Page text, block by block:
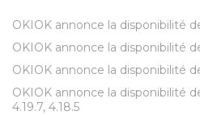
OKIOK annonce la disponibilité
OKIOK annonce la disponibilité
OKIOK annonce la disponibilité
OKIOK annonce la disponibilité
4.19.7, 4.18.5